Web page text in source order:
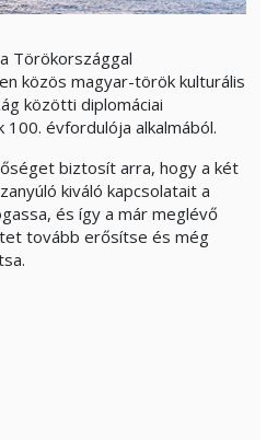
Törökországgal
közös magyar-török kulturális
közötti diplomáciai
évfordulója alkalmából.
biztosít arra, hogy a két
kiváló kapcsolatait a
és így a már meglévő
tovább erősítse és még